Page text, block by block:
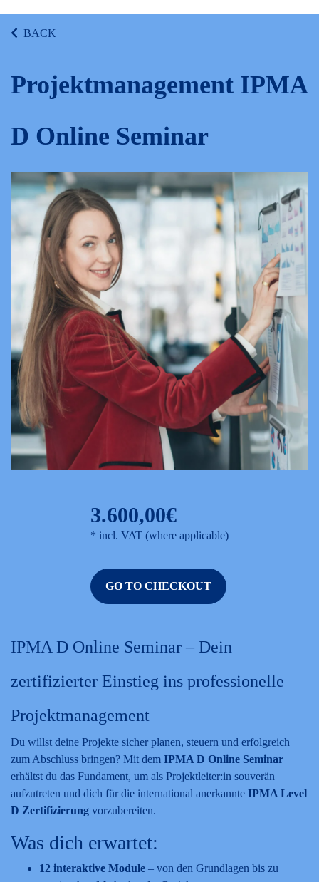
BACK
Projektmanagement IPMA
D Online Seminar
3.600,00€
* incl. VAT (where applicable)
GO TO CHECKOUT
IPMA D Online Seminar – Dein
zertifizierter Einstieg ins professionelle
Projektmanagement
Du willst deine Projekte sicher planen, steuern und erfolgreich
zum Abschluss bringen? Mit dem IPMA D Online Seminar
erhältst du das Fundament, um als Projektleiter:in souverän
aufzutreten und dich für die international anerkannte IPMA Level
D Zertifizierung vorzubereiten.
Was dich erwartet:
12 interaktive Module – von den Grundlagen bis zu